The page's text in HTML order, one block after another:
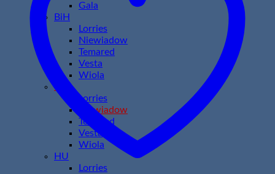
Gala
BiH
Lorries
Niewiadow
Temared
Vesta
Wiola
HR
Lorries
Niewiadow
Temared
Vesta
Wiola
HU
Lorries